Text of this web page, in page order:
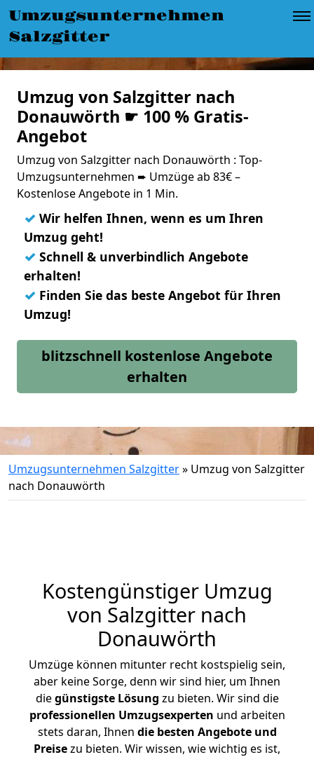
Umzugsunternehmen
Salzgitter
Umzug von Salzgitter nach
Donauwörth ☛ 100 % Gratis-
Angebot
Umzug von Salzgitter nach Donauwörth : Top-
Umzugsunternehmen ➨ Umzüge ab 83€ –
Kostenlose Angebote in 1 Min.
✓ Wir helfen Ihnen, wenn es um Ihren
Umzug geht!
✓ Schnell & unverbindlich Angebote
erhalten!
✓ Finden Sie das beste Angebot für Ihren
Umzug!
blitzschnell kostenlose Angebote
erhalten
Umzugsunternehmen Salzgitter» Umzug von Salzgitter
nach Donauwörth
Kostengünstiger Umzug
von Salzgitter nach
Donauwörth
Umzüge können mitunter recht kostspielig sein,
aber keine Sorge, denn wir sind hier, um Ihnen
diegünstigste Lösung zu bieten. Wir sind die
professionellen Umzugsexperten und arbeiten
stets daran, Ihnen die besten Angebote und
Preisezu bieten. Wir wissen, wie wichtig es ist,